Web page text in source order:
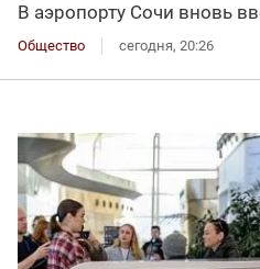
В аэропорту Сочи вновь
Общество сегодня, 20:26